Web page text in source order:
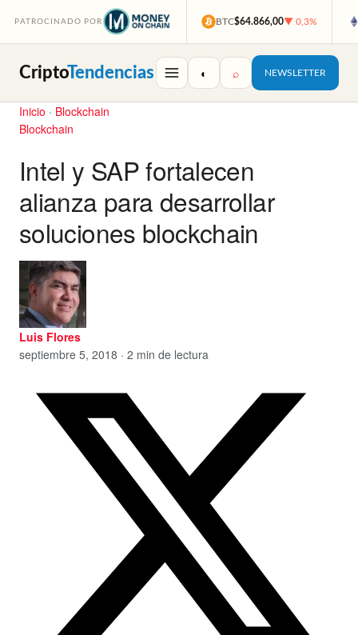
PATROCINADO POR BTC$64.866,00▼ 0,3%
CriptoTendencias ◐ ⌕ NEWSLETTER
Inicio · Blockchain
Blockchain
Intel y SAP fortalecen
alianza para desarrollar
soluciones blockchain
Luis Flores
septiembre 5, 2018 · 2 min de lectura